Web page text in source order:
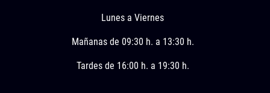
Lunes a Viernes
Mañanas de 09:30 h. a 13:30 h.
Tardes de 16:00 h. a 19:30 h.